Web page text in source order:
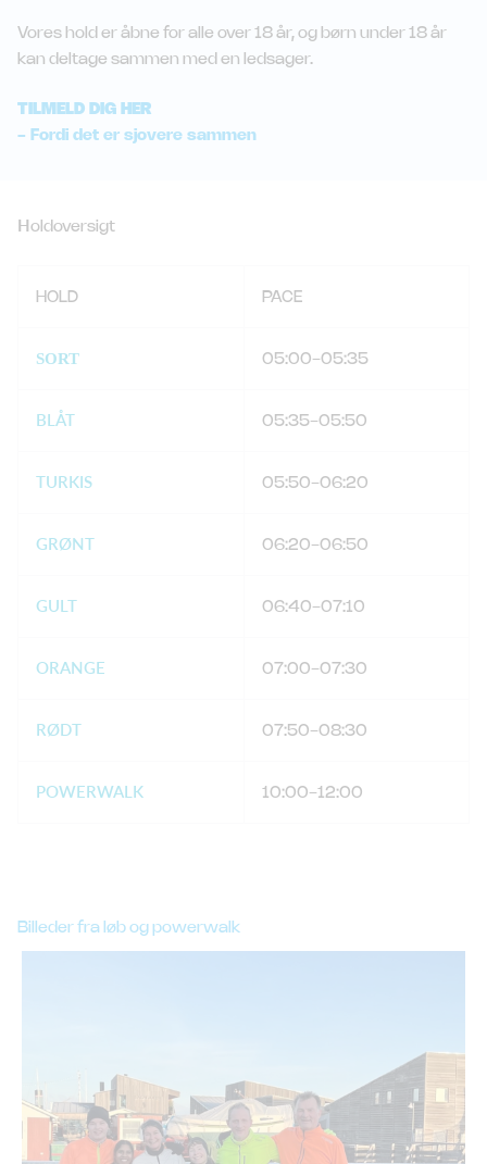
Vores hold er åbne for alle over 18 år, og børn under 18 år
kan deltage sammen med en ledsager.
TILMELD DIG HER
- Fordi det er sjovere sammen
Holdoversigt
HOLD PACE
SORT 05:00-05:35
BLÅT 05:35-05:50
TURKIS 05:50-06:20
GRØNT 06:20-06:50
GULT 06:40-07:10
ORANGE 07:00-07:30
RØDT 07:50-08:30
POWERWALK 10:00-12:00
Billeder fra løb og powerwalk